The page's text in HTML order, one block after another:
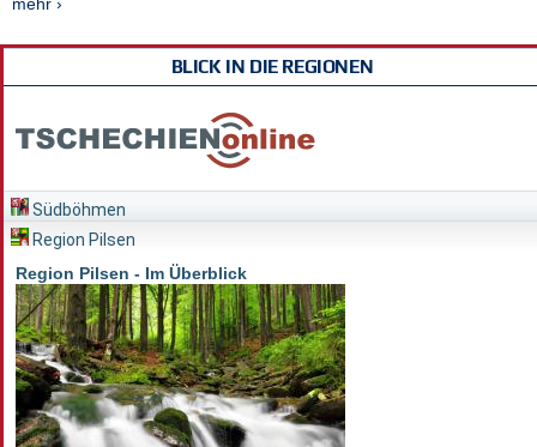
BLICK IN DIE REGIONEN
Südböhmen
Region Pilsen
Region Pilsen - Im Überblick